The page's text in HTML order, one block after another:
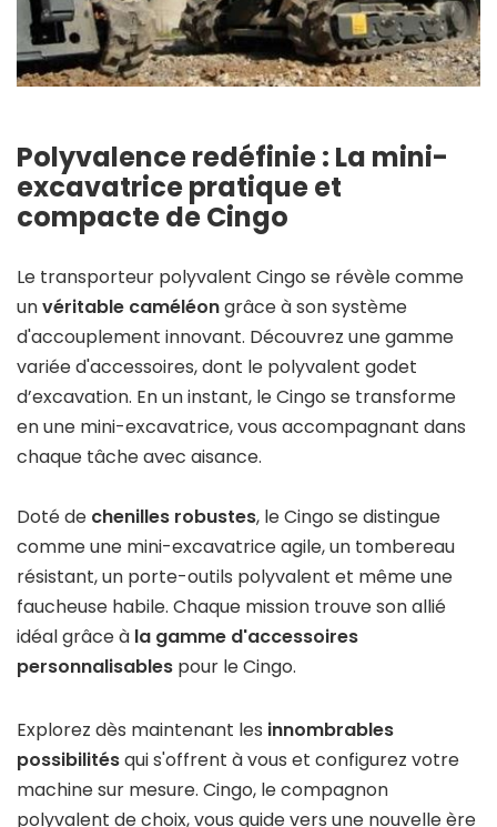
Polyvalence redéfinie : La mini-
excavatrice pratique et
compacte de Cingo
Le transporteur polyvalent Cingo se révèle comme
unvéritable caméléongrâce à son système
d'accouplement innovant. Découvrez une gamme
variée d'accessoires, dont le polyvalent godet
d’excavation. En un instant, le Cingo se transforme
en une mini-excavatrice, vous accompagnant dans
chaque tâche avec aisance.
Doté de chenilles robustes, le Cingo se distingue
comme une mini-excavatrice agile, un tombereau
résistant, un porte-outils polyvalent et même une
faucheuse habile. Chaque mission trouve son allié
idéal grâce à la gamme d'accessoires
personnalisables pour le Cingo.
Explorez dès maintenant les innombrables
possibilitésqui s'offrent à vous et configurez votre
machine sur mesure. Cingo, le compagnon
polyvalent de choix, vous guide vers une nouvelle ère